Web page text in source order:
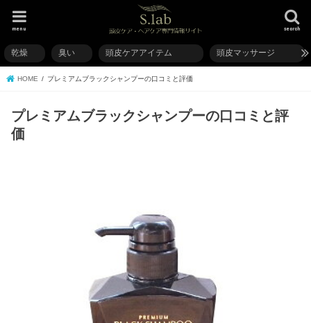
search
menu
乾燥 臭い 頭皮ケアアイテム 頭皮マッサージ
HOME プレミアムブラックシャンプーの口コミと評価
プレミアムブラックシャンプーの口コミと評
価